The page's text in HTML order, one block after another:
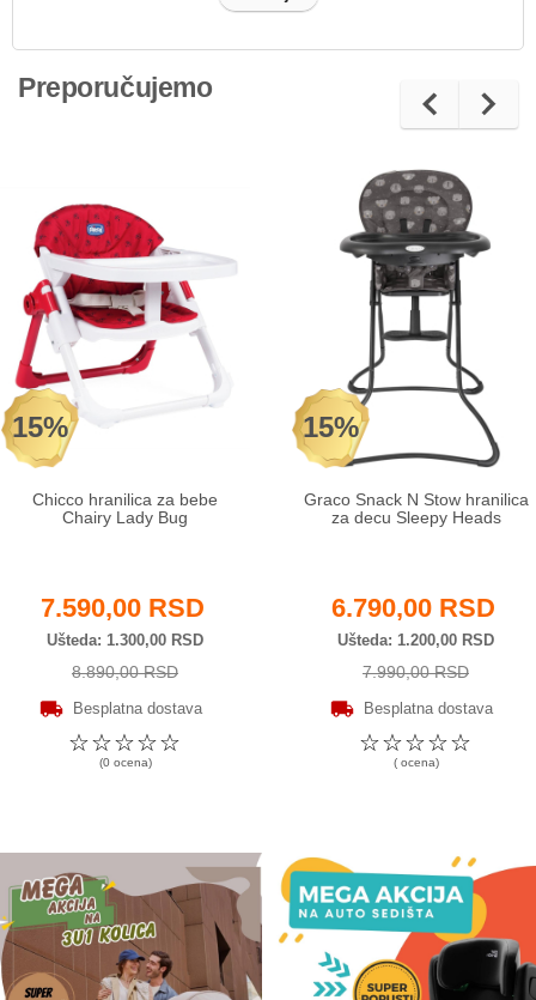
Preporučujemo
15%
Chicco hranilica za bebe
Chairy Lady Bug
7.590,00 RSD
Ušteda 1.300,00 RSD
8.890,00 RSD
Besplatna dostava
☆
☆
☆
☆
☆
(0 ocena)
15%
Graco Snack N Stow hranilica
za decu Sleepy Heads
6.790,00 RSD
Ušteda 1.200,00 RSD
7.990,00 RSD
Besplatna dostava
☆
☆
☆
☆
☆
( ocena)